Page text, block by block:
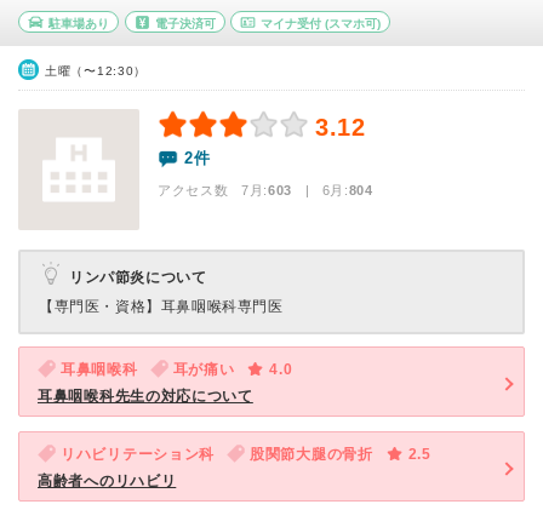
駐車場あり 電子決済可 マイナ受付 (スマホ可)
土曜（〜12:30）
3.12
2件
アクセス数 7月:603 | 6月:804
リンパ節炎について
【専門医・資格】 耳鼻咽喉科専門医
耳鼻咽喉科 耳が痛い
4.0
耳鼻咽喉科先生の対応について
リハビリテーション科 股関節大腿の骨折
2.5
高齢者へのリハビリ